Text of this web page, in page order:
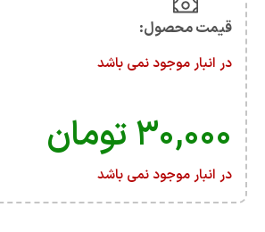
قیمت محصول:​
در انبار موجود نمی باشد
۳۰,۰۰۰تومان
در انبار موجود نمی باشد